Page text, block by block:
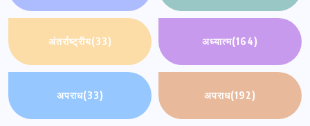
अंतर्राष्ट्रीय(33) अध्यात्म(164)
अपराध(33) अपराध(192)